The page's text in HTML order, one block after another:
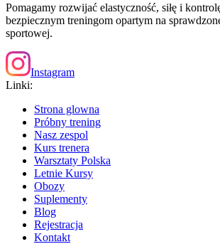
Pomagamy rozwijać elastyczność, siłę i
bezpiecznym treningom opartym na
sportowej.
Instagram
Linki:
Strona glowna
Próbny trening
Nasz zespol
Kurs trenera
Warsztaty Polska
Letnie Kursy
Obozy
Suplementy
Blog
Rejestracja
Kontakt